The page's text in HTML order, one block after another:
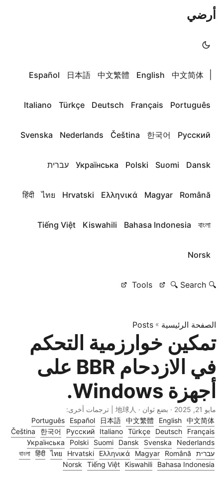
أرضي
中文简体
English
中文繁體
日本語
Español
Português
Français
Deutsch
Türkçe
Italiano
Русский
한국어
Čeština
Nederlands
Svenska
Dansk
Suomi
Polski
Українська עברית
Română
Magyar
Ελληνικά
Hrvatski
ไทย
हिंदी
বাংলা
Bahasa Indonesia
Kiswahili
Tiếng Việt
Norsk
🔍 Search 🔍
Tools
الصفحة الرئيسية »
Posts
تمكين خوارزمية التحكم
في الازدحام BBR على
أجهزة Windows.
مايو 21, 2025
· بضع ثوان · 地球人 | ترجمات أخرى:
中文简体
English
中文繁體
日本語
Español
Português
Français
Deutsch
Türkçe
Italiano
Русский
한국어
Čeština
Nederlands
Svenska
Dansk
Suomi
Polski
Українська
עברית
Română
Magyar
Ελληνικά
Hrvatski
ไทย
हिंदी
বাংলা
Bahasa Indonesia
Kiswahili
Tiếng Việt
Norsk